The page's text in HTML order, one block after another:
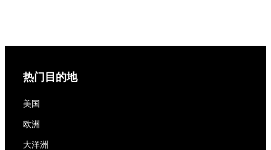
热门目的地
美国
欧洲
大洋洲